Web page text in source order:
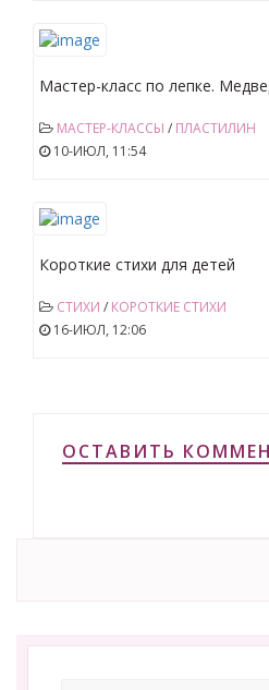
Мастер-класс по лепке.
МАСТЕР-КЛАССЫ / ПЛАСТИЛИН
10-ИЮЛ, 11:54
Короткие стихи для детей
СТИХИ / КОРОТКИЕ СТИХИ
16-ИЮЛ, 12:06
ОСТАВИТЬ